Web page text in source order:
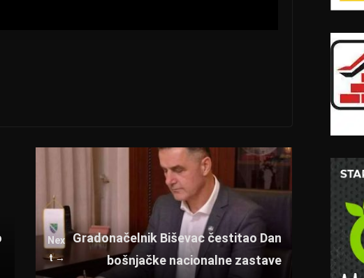
Nex
t →
Gradonačelnik Biševac čestitao Dan
bošnjačke nacionalne zastave